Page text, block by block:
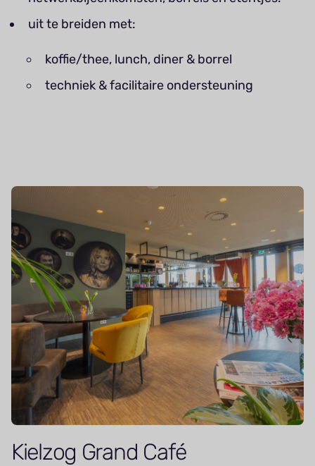
uit te breiden met:
koffie/thee, lunch, diner & borrel
techniek & facilitaire ondersteuning
Kielzog Grand Café